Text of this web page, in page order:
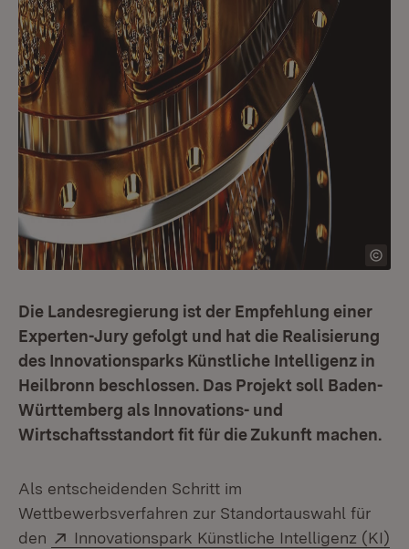
Die Landesregierung ist der Empfehlung einer
Experten-Jury gefolgt und hat die Realisierung
des Innovationsparks Künstliche Intelligenz in
Heilbronn beschlossen. Das Projekt soll Baden-
Württemberg als Innovations- und
Wirtschaftsstandort fit für die Zukunft machen.
Als entscheidenden Schritt im
Wettbewerbsverfahren zur Standortauswahl für
den
Extern:
Innovationspark Künstliche Intelligenz (KI)